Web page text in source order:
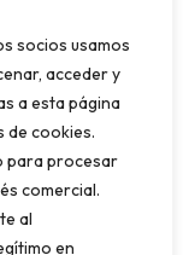
socios usamos
acceder y
a esta página
de cookies.
para procesar
comercial.
al
en